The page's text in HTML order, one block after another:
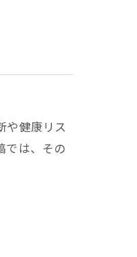
や健康リス
では、その